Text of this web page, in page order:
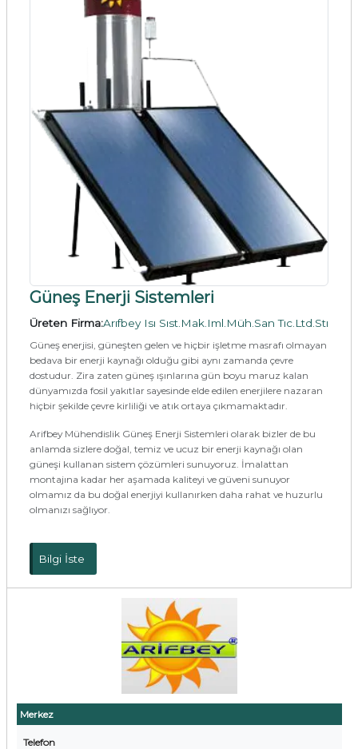
Merkez
Telefon
Güneş Enerji Sistemleri
Üreten Firma:Arıfbey Isı Sıst.Mak.Iml.Müh.San Tıc.Ltd.Stı
Güneş enerjisi, güneşten gelen ve hiçbir işletme masrafı olmayan
bedava bir enerji kaynağı olduğu gibi aynı zamanda çevre
dostudur. Zira zaten güneş ışınlarına gün boyu maruz kalan
dünyamızda fosil yakıtlar sayesinde elde edilen enerjilere nazaran
hiçbir şekilde çevre kirliliği ve atık ortaya çıkmamaktadır.
Arifbey Mühendislik Güneş Enerji Sistemleri olarak bizler de bu
anlamda sizlere doğal, temiz ve ucuz bir enerji kaynağı olan
güneşi kullanan sistem çözümleri sunuyoruz. İmalattan
montajına kadar her aşamada kaliteyi ve güveni sunuyor
olmamız da bu doğal enerjiyi kullanırken daha rahat ve huzurlu
olmanızı sağlıyor.
Bilgi İste